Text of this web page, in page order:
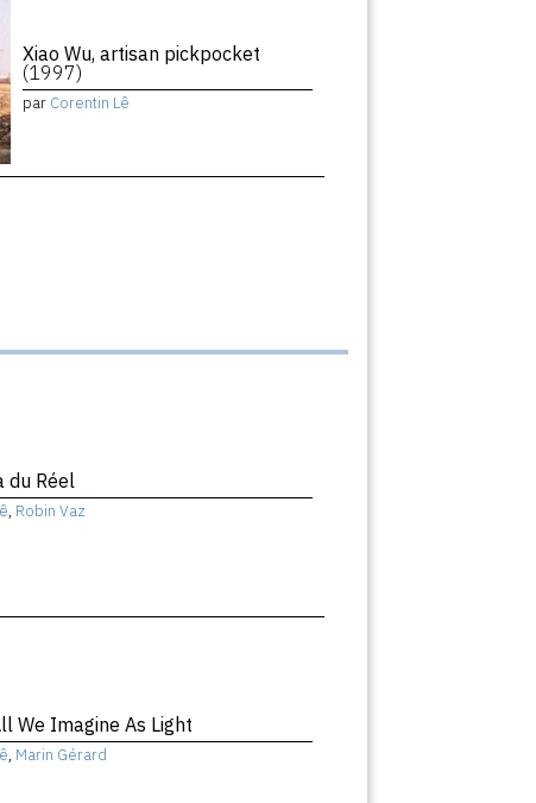
Xiao Wu, artisan pickpocket
(1997)
par Corentin Lê
du Réel
, Robin Vaz
We Imagine As Light
, Marin Gérard